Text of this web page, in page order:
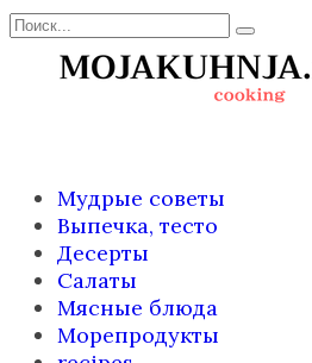
Перейти
содержанию
Search
Мудрые советы
Выпечка, тесто
Десерты
Салаты
Мясные блюда
Морепродукты